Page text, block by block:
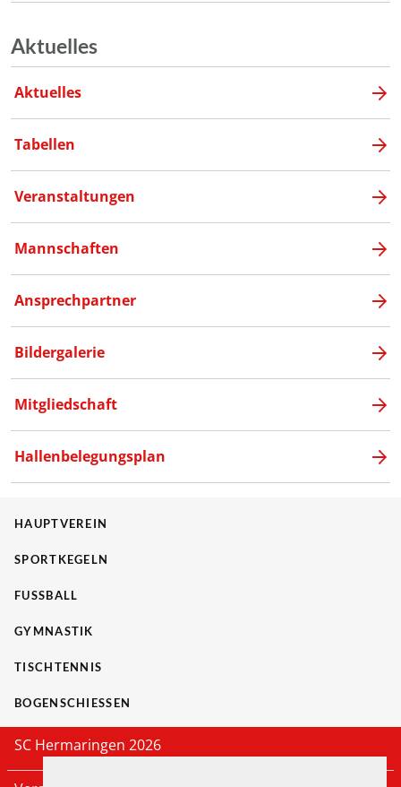
Aktuelles
Aktuelles
Tabellen
Veranstaltungen
Mannschaften
Ansprechpartner
Bildergalerie
Mitgliedschaft
Hallenbelegungsplan
HAUPTVEREIN
SPORTKEGELN
FUSSBALL
GYMNASTIK
TISCHTENNIS
BOGENSCHIESSEN
SC Hermaringen 2026